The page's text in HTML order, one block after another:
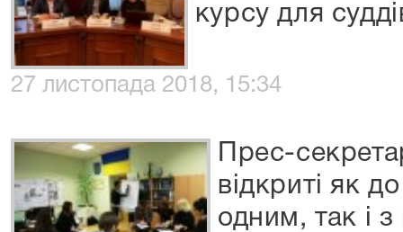
курсу для
27 листопада 2018, 15:34
Прес-
відкриті як
одним, так і